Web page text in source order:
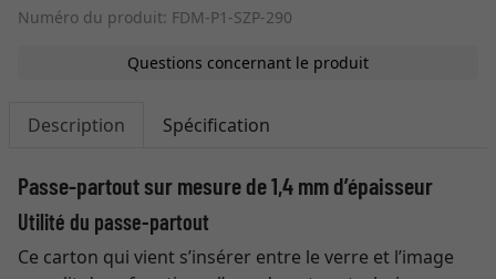
Numéro du produit: FDM-P1-SZP-290
Questions concernant le produit
Description Spécification
Passe-partout sur mesure de 1,4 mm d’épaisseur
Utilité du passe-partout
Ce carton qui vient s’insérer entre le verre et l’image